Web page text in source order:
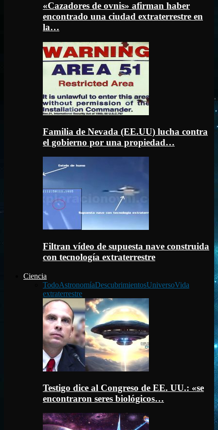
«Cazadores de ovnis» afirman haber
encontrado una ciudad extraterrestre en
la…
Familia de Nevada (EE.UU) lucha contra
el gobierno por una propiedad…
Filtran vídeo de supuesta nave construida
con tecnología extraterrestre
Ciencia
TodoAstronomíaDescubrimientosUniversoVida
extraterrestre
Testigo dice al Congreso de EE. UU.: «se
encontraron seres biológicos…